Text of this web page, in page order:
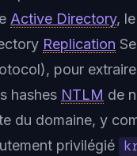
Active Directory, le
Replication
pour
hashes NTLM de
du domaine, y
privilégié